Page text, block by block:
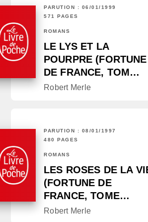
PARUTION : 06/01/1999
571 PAGES
ROMANS
LE LYS ET LA
POURPRE (FORTUNE
DE FRANCE, TOM…
Robert Merle
PARUTION : 08/01/1997
480 PAGES
ROMANS
LES ROSES DE LA
(FORTUNE DE
FRANCE, TOME…
Robert Merle